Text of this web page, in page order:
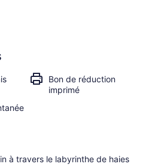
Bon de réduction
imprimé
à travers le labyrinthe de haies